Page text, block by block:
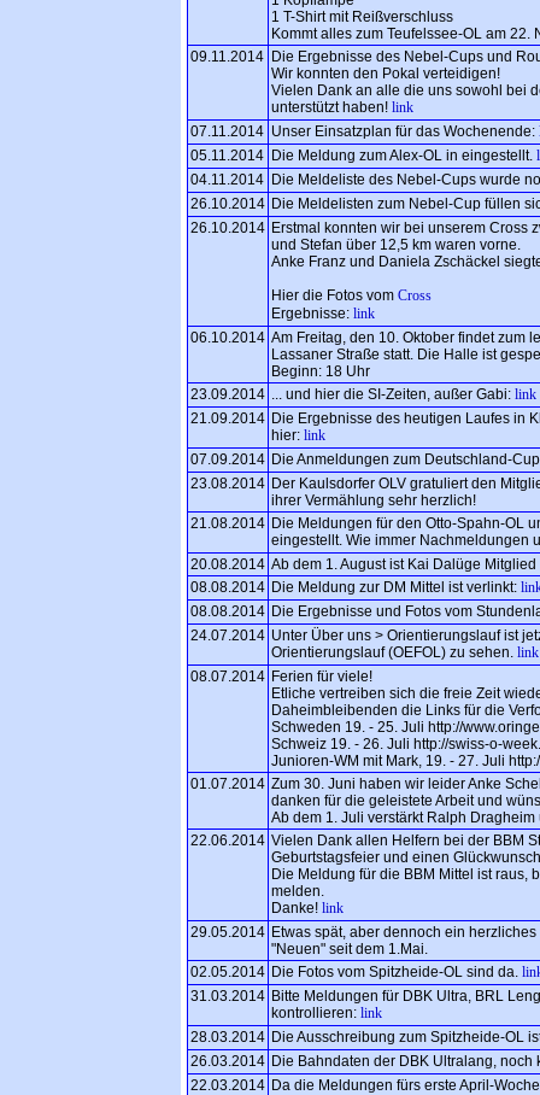
1 T-Shirt mit Reißverschluss
Kommt alles zum Teufelssee-OL am
09.11.2014 Die Ergebnisse des Nebel-Cups und
Wir konnten den Pokal verteidigen!
Vielen Dank an alle die uns sowohl bei
unterstützt haben! link
07.11.2014 Unser Einsatzplan für das Wochenende:
05.11.2014 Die Meldung zum Alex-OL in eingestellt.
04.11.2014 Die Meldeliste des Nebel-Cups wurde
26.10.2014 Die Meldelisten zum Nebel-Cup füllen
26.10.2014 Erstmal konnten wir bei unserem Cross
und Stefan über 12,5 km waren vorne.
Anke Franz und Daniela Zschäckel
Hier die Fotos vom Cross
Ergebnisse: link
06.10.2014 Am Freitag, den 10. Oktober findet zum
Lassaner Straße statt. Die Halle ist
Beginn: 18 Uhr
23.09.2014
... und hier die SI-Zeiten, außer Gabi: link
21.09.2014 Die Ergebnisse des heutigen Laufes in
hier: link
07.09.2014 Die Anmeldungen zum Deutschland-
23.08.2014 Der Kaulsdorfer OLV gratuliert den
ihrer Vermählung sehr herzlich!
21.08.2014 Die Meldungen für den Otto-Spahn-OL
eingestellt. Wie immer Nachmeldungen
20.08.2014 Ab dem 1. August ist Kai Dalüge
08.08.2014 Die Meldung zur DM Mittel ist verlinkt:
08.08.2014 Die Ergebnisse und Fotos vom
24.07.2014 Unter Über uns > Orientierungslauf ist
Orientierungslauf (OEFOL) zu sehen. link
08.07.2014 Ferien für viele!
Etliche vertreiben sich die freie Zeit
Daheimbleibenden die Links für die
Schweden 19. - 25. Juli http://
Schweiz 19. - 26. Juli http://swiss-o-
Junioren-WM mit Mark, 19. - 27. Juli
01.07.2014 Zum 30. Juni haben wir leider Anke
danken für die geleistete Arbeit und
Ab dem 1. Juli verstärkt Ralph
22.06.2014 Vielen Dank allen Helfern bei der BBM
Geburtstagsfeier und einen
Die Meldung für die BBM Mittel ist raus,
melden.
Danke! link
29.05.2014 Etwas spät, aber dennoch ein
"Neuen" seit dem 1.Mai.
02.05.2014 Die Fotos vom Spitzheide-OL sind da.
31.03.2014 Bitte Meldungen für DBK Ultra, BRL
kontrollieren: link
28.03.2014 Die Ausschreibung zum Spitzheide-OL
26.03.2014 Die Bahndaten der DBK Ultralang,
22.03.2014 Da die Meldungen fürs erste April-